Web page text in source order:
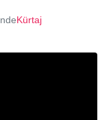
Kürtaj